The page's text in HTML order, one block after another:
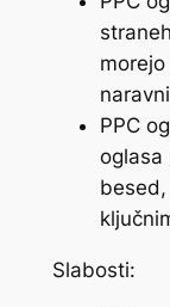
PPC
oglasa
Slabosti: